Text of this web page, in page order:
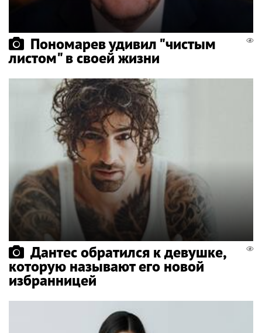
Пономарев удивил "чистым
листом" в своей жизни
Дантес обратился к девушке,
которую называют его новой
избранницей